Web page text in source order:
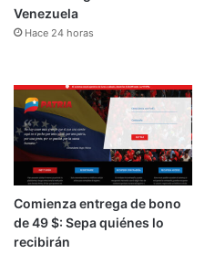
Venezuela
Hace 24 horas
Comienza entrega de bono
de 49 $: Sepa quiénes lo
recibirán